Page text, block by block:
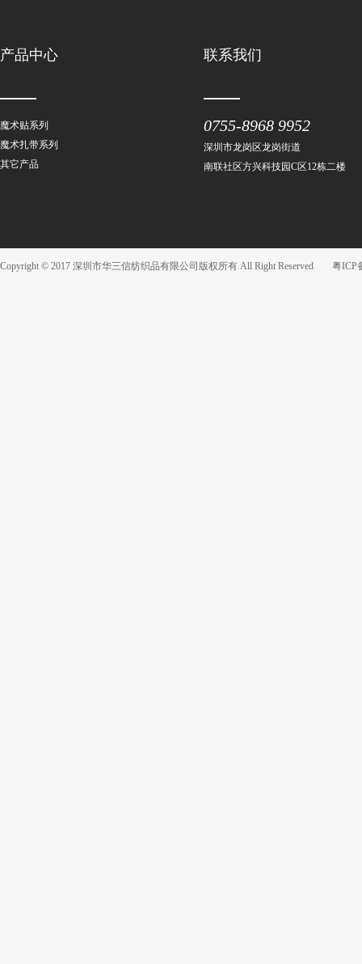
产品中心
魔术贴系列
魔术扎带系列
其它产品
联系我们
0755-8968 9952
深圳市龙岗区龙岗街道
南联社区方兴科技园C区12栋二楼
Copyright © 2017 深圳市华三信纺织品有限公司版权所有 All Right Reserved 粤ICP